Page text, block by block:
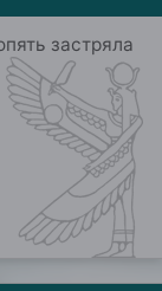
застряла